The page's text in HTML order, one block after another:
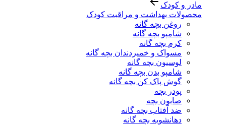
مادر و کودک
محصولات بهداشت و مراقبت کودک
روغن بچه گانه
شامپو بچه گانه
کرم بچه گانه
مسواک و خمیردندان بچه گانه
لوسیون بچه گانه
شامپو بدن بچه گانه
گوش پاک کن بچه گانه
پودر بچه
صابون بچه
ضد آفتاب بچه گانه
دهانشویه بچه گانه